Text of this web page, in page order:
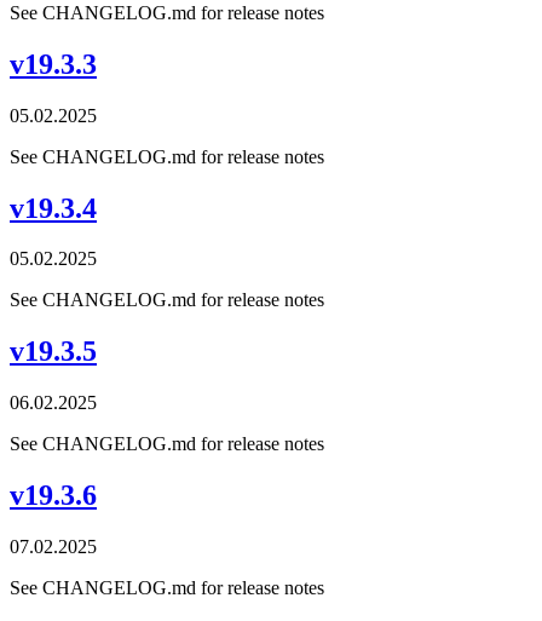
See CHANGELOG.md for release notes
v19.3.3
05.02.2025
See CHANGELOG.md for release notes
v19.3.4
05.02.2025
See CHANGELOG.md for release notes
v19.3.5
06.02.2025
See CHANGELOG.md for release notes
v19.3.6
07.02.2025
See CHANGELOG.md for release notes